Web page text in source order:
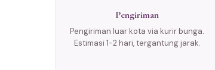
Pengiriman
Pengiriman luar kota via kurir bunga.
Estimasi 1-2 hari, tergantung jarak.